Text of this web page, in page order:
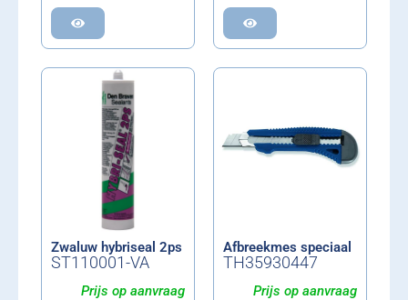
Zwaluw hybriseal 2ps
ST110001-VA
Prijs op aanvraag
Afbreekmes speciaal
TH35930447
Prijs op aanvraag